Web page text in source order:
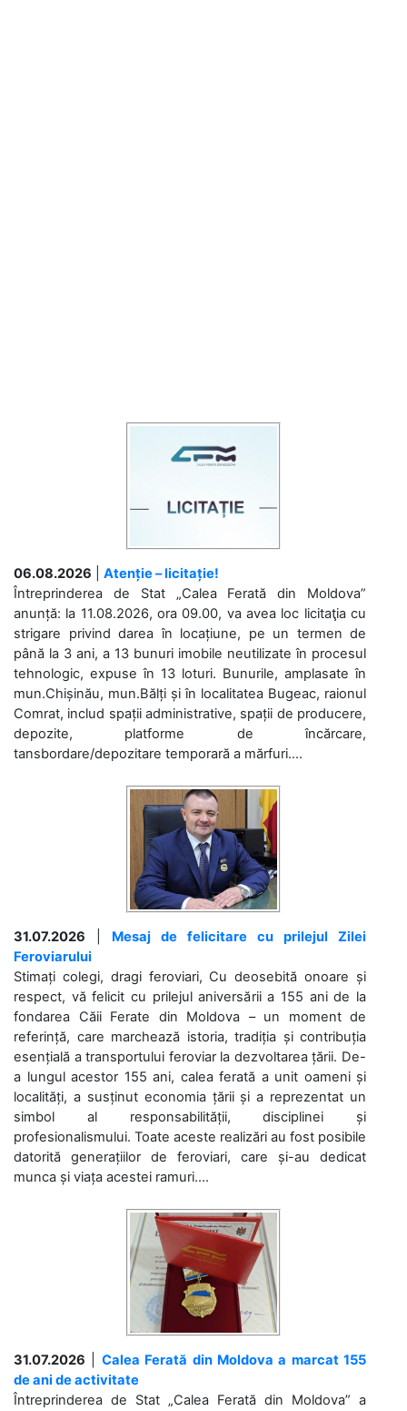
06.08.2026
Atenție – licitație!
Întreprinderea de Stat „Calea Ferată din Moldova”
anunță: la 11.08.2026, ora 09.00, va avea loc licitaţia cu
strigare privind darea în locațiune, pe un termen de
până la 3 ani, a 13 bunuri imobile neutilizate în procesul
tehnologic, expuse în 13 loturi. Bunurile, amplasate în
mun.Chișinău, mun.Bălți și în localitatea Bugeac, raionul
Comrat, includ spații administrative, spații de producere,
depozite, platforme de încărcare,
tansbordare/depozitare temporară a mărfuri....
31.07.2026
Mesaj de felicitare cu prilejul Zilei
Feroviarului
Stimați colegi, dragi feroviari, Cu deosebită onoare și
respect, vă felicit cu prilejul aniversării a 155 ani de la
fondarea Căii Ferate din Moldova – un moment de
referință, care marchează istoria, tradiția și contribuția
esențială a transportului feroviar la dezvoltarea țării. De-
a lungul acestor 155 ani, calea ferată a unit oameni și
localități, a susținut economia țării și a reprezentat un
simbol al responsabilității, disciplinei și
profesionalismului. Toate aceste realizări au fost posibile
datorită generațiilor de feroviari, care și-au dedicat
munca și viața acestei ramuri....
31.07.2026
Calea Ferată din Moldova a marcat 155
de ani de activitate
Întreprinderea de Stat „Calea Ferată din Moldova” a